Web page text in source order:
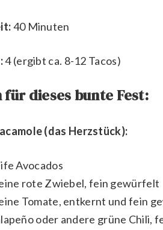
40 Minuten
4 (ergibt ca. 8-12 Tacos)
für dieses bunte Fest:
(das Herzstück):
Avocados
rote Zwiebel, fein gewürfelt
Tomate, entkernt und fein
oder andere grüne Chili,